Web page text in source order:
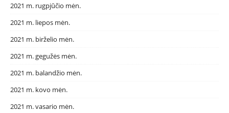
2021 m. rugpjūčio mėn.
2021 m. liepos mėn.
2021 m. birželio mėn.
2021 m. gegužės mėn.
2021 m. balandžio mėn.
2021 m. kovo mėn.
2021 m. vasario mėn.